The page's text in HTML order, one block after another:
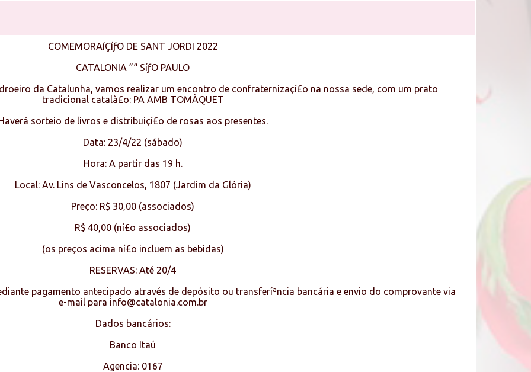
COMEMORAíÇíƒO DE SANT JORDI 2022
CATALONIA ”“ SíƒO PAULO
da Catalunha, vamos realizar um encontro de confraternizaçí£o na nossa sede, com um prato
tradicional català£o: PA AMB TOMÀQUET
sorteio de livros e distribuiçí£o de rosas aos presentes.
Data: 23/4/22 (sábado)
Hora: A partir das 19 h.
Local: Av. Lins de Vasconcelos, 1807 (Jardim da Glória)
Preço: R$ 30,00 (associados)
R$ 40,00 (ní£o associados)
(os preços acima ní£o incluem as bebidas)
RESERVAS: Até 20/4
pagamento antecipado através de depósito ou transferíªncia bancária e envio do comprovante via
e-mail para info@catalonia.com.br
Dados bancários:
Banco Itaú
Agencia: 0167